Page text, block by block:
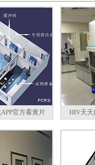
官方看黄片 HIV天天